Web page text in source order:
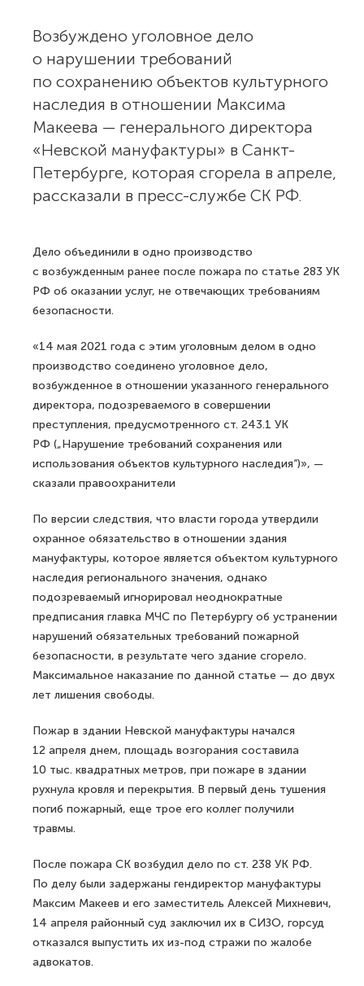
Возбуждено уголовное дело
о нарушении требований
по сохранению объектов культурного
наследия в отношении Максима
Макеева — генерального директора
«Невской мануфактуры» в Санкт-
Петербурге, которая сгорела в апреле,
рассказали в пресс-службе СК РФ.
Дело объединили в одно производство
с возбужденным ранее после пожара по статье 283 УК
РФ об оказании услуг, не отвечающих требованиям
безопасности.
«14 мая 2021 года с этим уголовным делом в одно
производство соединено уголовное дело,
возбужденное в отношении указанного генерального
директора, подозреваемого в совершении
преступления, предусмотренного ст. 243.1 УК
РФ („Нарушение требований сохранения или
использования объектов культурного наследия“)», —
сказали правоохранители
По версии следствия, что власти города утвердили
охранное обязательство в отношении здания
мануфактуры, которое является объектом культурного
наследия регионального значения, однако
подозреваемый игнорировал неоднократные
предписания главка МЧС по Петербургу об устранении
нарушений обязательных требований пожарной
безопасности, в результате чего здание сгорело.
Максимальное наказание по данной статье — до двух
лет лишения свободы.
Пожар в здании Невской мануфактуры начался
12 апреля днем, площадь возгорания составила
10 тыс. квадратных метров, при пожаре в здании
рухнула кровля и перекрытия. В первый день тушения
погиб пожарный, еще трое его коллег получили
травмы.
После пожара СК возбудил дело по ст. 238 УК РФ.
По делу были задержаны гендиректор мануфактуры
Максим Макеев и его заместитель Алексей Михневич,
14 апреля районный суд заключил их в СИЗО, горсуд
отказался выпустить их из-под стражи по жалобе
адвокатов.